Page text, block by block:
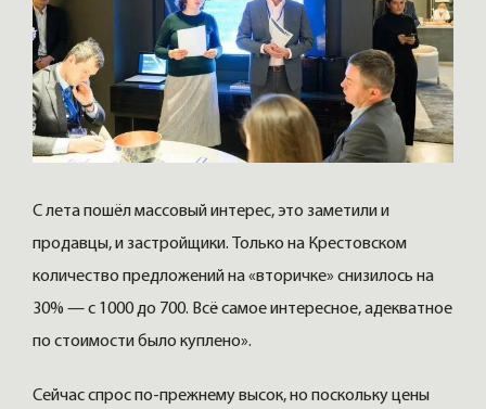
С лета пошёл массовый интерес, это заметили и
продавцы, и застройщики. Только на Крестовском
количество предложений на «вторичке» снизилось на
30% — с 1000 до 700. Всё самое интересное, адекватное
по стоимости было куплено».
Сейчас спрос по-прежнему высок, но поскольку цены